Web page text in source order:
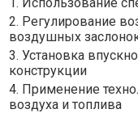
2. Регулирование
воздушных
3. Установка
конструкции
4. Применение
воздуха и топлива